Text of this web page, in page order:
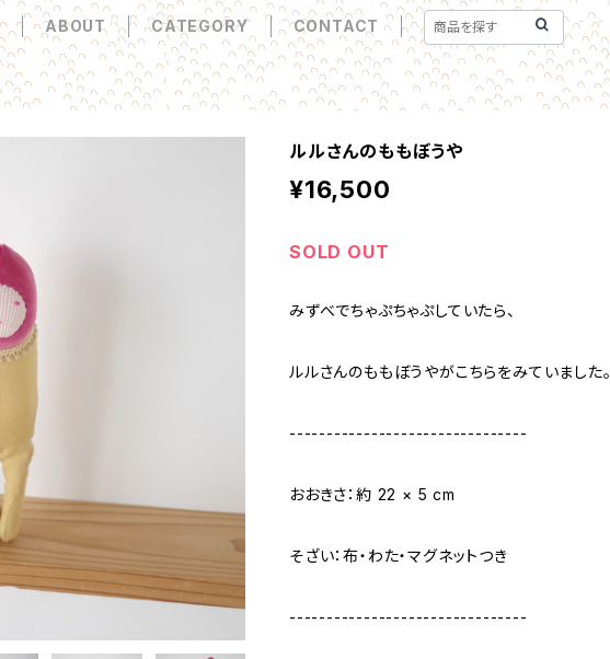
ABOUT CATEGORY CONTACT
ルルさんのももぼうや
¥16,500
SOLD OUT
みずべでちゃぷちゃぷしていたら、
ルルさんのももぼうやがこちらをみていました。
--------------------------------
おおきさ：約 22 × 5 cm
そざい：布・わた・マグネットつき
--------------------------------